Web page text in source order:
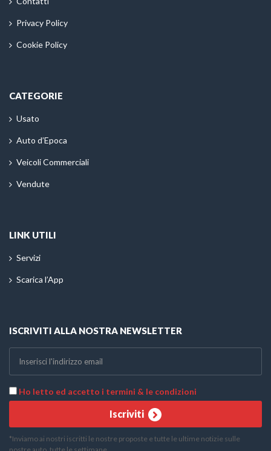
Privacy Policy
Cookie Policy
CATEGORIE
Usato
Auto d’Epoca
Veicoli Commerciali
Vendute
LINK UTILI
Servizi
Scarica l’App
ISCRIVITI ALLA NOSTRA NEWSLETTER
Ho letto ed accetto i termini & le condizioni
Iscriviti
*Inviamo ai nostri iscritti le nostre proposte e tutte le ultime notizie sulle